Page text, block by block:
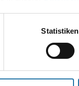
Statistiken